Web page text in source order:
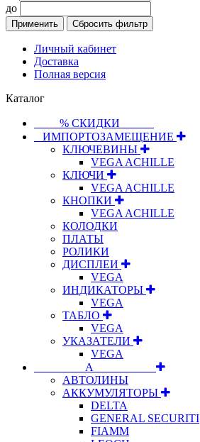
до
Применить Сбросить фильтр
Личный кабинет
Доставка
Полная версия
Каталог
⠀⠀⠀% СКИДКИ⠀⠀⠀⠀
⠀ИМПОРТОЗАМЕЩЕНИЕ
КЛЮЧЕВИНЫ
VEGA ACHILLE
КЛЮЧИ
VEGA ACHILLE
КНОПКИ
VEGA ACHILLE
КОЛОДКИ
ПЛАТЫ
РОЛИКИ
ДИСПЛЕИ
VEGA
ИНДИКАТОРЫ
VEGA
ТАБЛО
VEGA
УКАЗАТЕЛИ
VEGA
⠀⠀⠀⠀⠀⠀А⠀⠀⠀⠀⠀⠀⠀
АВТОЛИНЫ
АККУМУЛЯТОРЫ
DELTA
GENERAL SECURITI
FIAMM